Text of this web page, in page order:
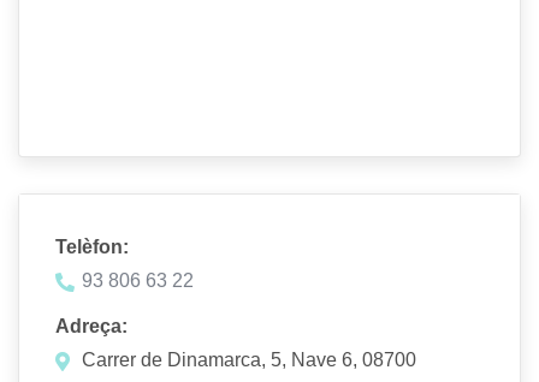
Telèfon:
93 806 63 22
Adreça:
Carrer de Dinamarca, 5, Nave 6, 08700